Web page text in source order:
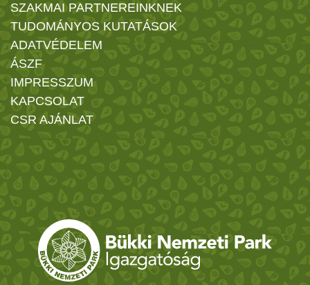
SZAKMAI PARTNEREINKNEK
TUDOMÁNYOS KUTATÁSOK
ADATVÉDELEM
ÁSZF
IMPRESSZUM
KAPCSOLAT
CSR AJÁNLAT